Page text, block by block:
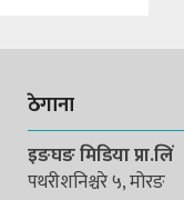
ठेगाना
इङघङ मिडिया प्रा.लिं
पथरीशनिश्चरे ५, मोरङ